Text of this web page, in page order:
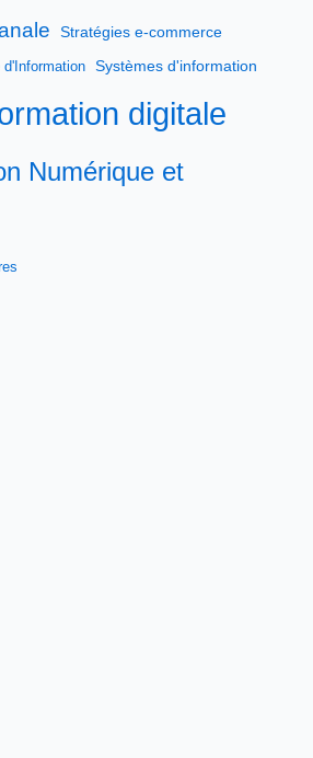
Stratégies e-commerce
Systèmes d'information
digitale
Numérique et